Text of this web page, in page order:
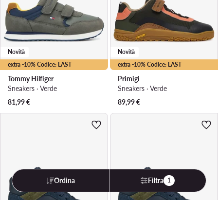
extra -10% Codice: LAST
Novità
Tommy Hilfiger
Sneakers · Verde
81,99€
extra -10% Codice: LAST
Novità
Primigi
Sneakers · Verde
89,99€
Ordina Filtra 1